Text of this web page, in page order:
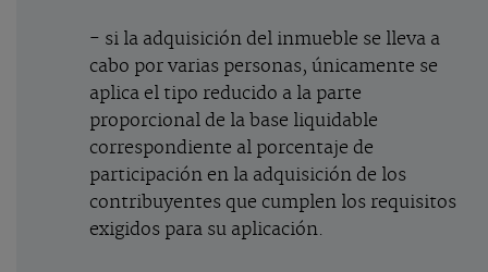
- si la adquisición del inmueble se lleva a
cabo por varias personas, únicamente se
aplica el tipo reducido a la parte
proporcional de la base liquidable
correspondiente al porcentaje de
participación en la adquisición de los
contribuyentes que cumplen los requisitos
exigidos para su aplicación.